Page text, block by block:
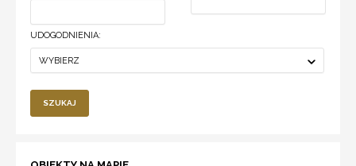
UDOGODNIENIA:
WYBIERZ
SZUKAJ